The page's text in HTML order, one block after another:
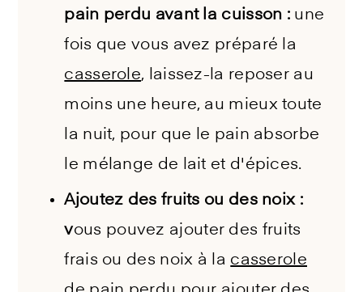
pain perdu avant la cuisson : une
fois que vous avez préparé la
casserole, laissez-la reposer au
moins une heure, au mieux toute
la nuit, pour que le pain absorbe
le mélange de lait et d'épices.
Ajoutez des fruits ou des noix :
vous pouvez ajouter des fruits
frais ou des noix à la casserole